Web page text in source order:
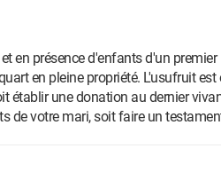
en présence d'enfants d'un
en pleine propriété. L'usufruit est
établir une donation au dernier
de votre mari, soit faire un